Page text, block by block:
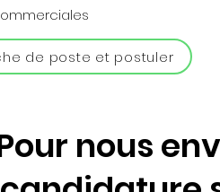
de poste et postuler
nous